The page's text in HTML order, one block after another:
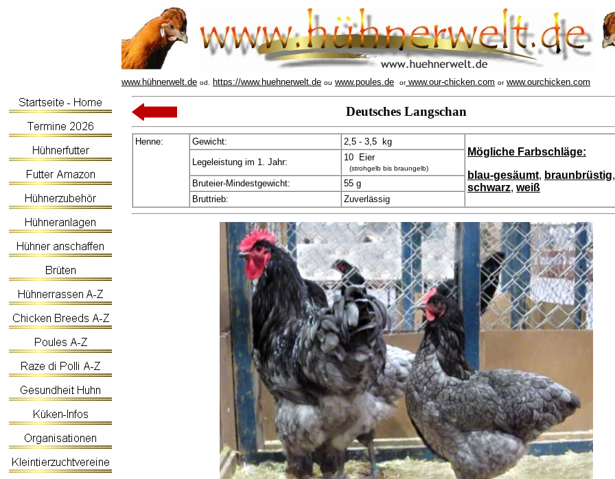
www.hühnerwelt.de od. https://www.huehnerwelt.de ou www.poules.de orwww.our-chicken.com or www.ourchicken.com
Deutsches Langschan
Henne: Gewicht: 2,5 - 3,5 kg
Mögliche Farbschläge:
blau-gesäumt, braunbrüstig
schwarz, weiß
Legeleistung im 1. Jahr: 10 Eier
(strohgelb bis braungelb)
Bruteier-Mindestgewicht:
55 g
Bruttrieb:
Zuverlässig